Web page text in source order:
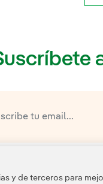
Esta página está
y de terceros para